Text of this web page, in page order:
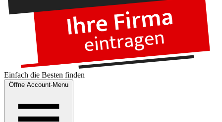
Einfach die Besten finden
Öffne Account-Menu